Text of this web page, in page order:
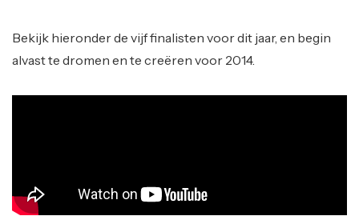
Bekijk hieronder de vijf finalisten voor dit jaar, en begin
alvast te dromen en te creëren voor 2014.